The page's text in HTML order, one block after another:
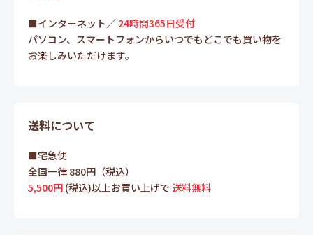
■インターネット／ 24時間365日受付
パソコン、スマートフォンからいつでもどこでも買い物を
お楽しみいただけます。
送料について
■宅急便
全国一律 880円（税込）
5,500円 (税込)以上お買い上げで 送料無料